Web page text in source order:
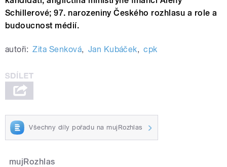
Schillerové; 97. narozeniny Českého rozhlasu a role a
budoucnost médií.
autoři: Zita Senková, Jan Kubáček, cpk
Všechny díly pořadu na mujRozhlas
mujRozhlas